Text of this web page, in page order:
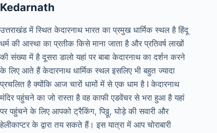
Kedarnath
उत्तराखंड में स्थित केदारनाथ भारत का प्रमुख धार्मिक स्थल है हिंदू
धर्म की आस्था का प्रतीक किसे माना जाता है और प्रतिवर्ष लाखों
की संख्या में है दूसरा डालो यहां पर बाबा केदारनाथ का दर्शन करने
के लिए आते हैं केदारनाथ धार्मिक स्थल इसलिए भी बहुत ज्यादा
प्रचलित है क्योंकि आज चारों धामों में से एक धाम है I केदारनाथ
मंदिर पहुंचने का जो रास्ता है वह काफी एडवेंचर से भरा हुआ है यहां
पर पहुंचने के लिए आपको ट्रैकिंग, पिठ्ठू, घोड़े की सवारी और
हेलीकाप्टर के द्वारा तय सकते हैं। इस यात्रा में आप चोराबारी